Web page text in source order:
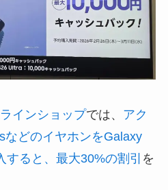
インショップでは、 アク
などのイヤホンをGalaxy
ると、最大30%の割引 を